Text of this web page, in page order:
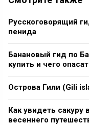
Русскоговорящий
пенида
Банановый гид по
купить и чего
Острова Гили (Gili
Как увидеть
весеннего